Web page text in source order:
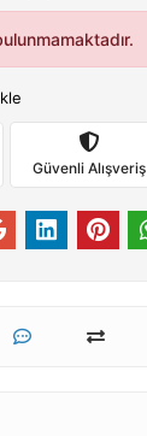
Güvenli Alışveriş